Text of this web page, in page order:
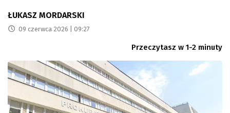
ŁUKASZ MORDARSKI
09 czerwca 2026 | 09:27
Przeczytasz w 1-2 minuty